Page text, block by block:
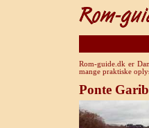
Rom-guide.dk er
mange praktiske
Ponte